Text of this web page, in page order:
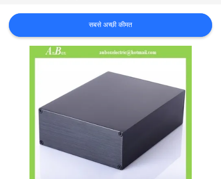
SHOPPING ONLINE
साइटमैप
सबसे अच्छी कीमत